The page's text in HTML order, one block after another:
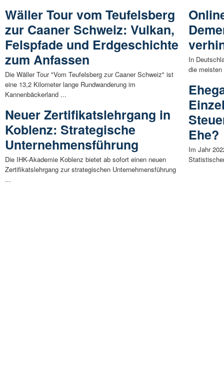
Wäller Tour vom Teufelsberg
zur Caaner Schweiz: Vulkan,
Felspfade und Erdgeschichte
zum Anfassen
Die Wäller Tour "Vom Teufelsberg zur Caaner Schweiz" ist
eine 13,2 Kilometer lange Rundwanderung im
Kannenbäckerland ...
Neuer Zertifikatslehrgang in
Koblenz: Strategische
Unternehmensführung
Die IHK-Akademie Koblenz bietet ab sofort einen neuen
Zertifikatslehrgang zur strategischen Unternehmensführung
...
In
die
Ehe?
Im Jahr